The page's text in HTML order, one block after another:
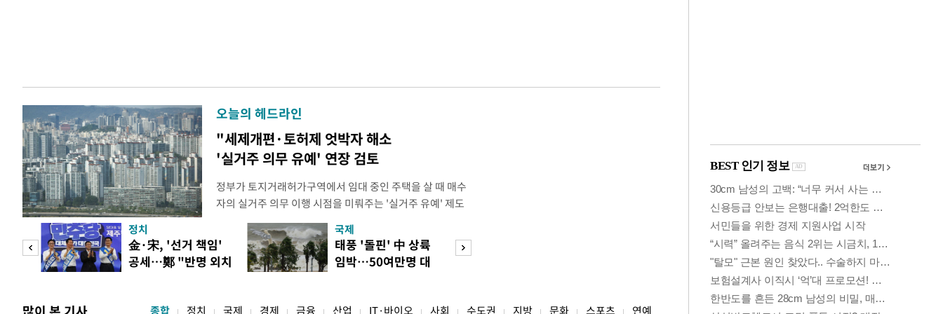
오늘의 헤드라인
"세제개편·토허제 엇박자 해소
'실거주 의무 유예' 연장 검토
정부가 토지거래허가구역에서 임대 중인 주택을 살 때 매수
자의 실거주 의무 이행 시점을 미뤄주는 '실거주 유예' 제도
를 올해 이후로 연장하는 방안을 검토 중인 것으로 알려졌다.
최근 발표한 2026년 세법개정안에서 다주택자의 매도를 유
도하기 위해 양도소득세 중과를 한시 완화한 만큼, 매수자의
실거주 의무 이행도 일정기간 유예해주겠다는 취지인 것으
피
정치
金·宋, '선거 책임'
공세…鄭 "반명 외치
국제
태풍 '돌핀' 中 상륙
임박…50여만명 대
금융
변동성 커진 코스
피…거래대금 올해
최저
종합 정치 국제 경제 금융 산업 IT·바이오 사회 수도권 지방 문화 스포츠 연예